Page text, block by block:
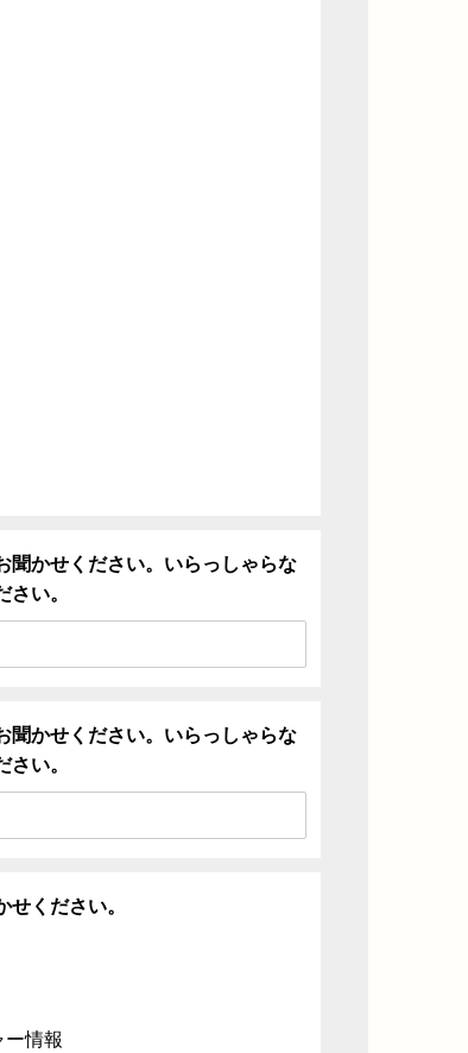
聞かせください。いらっしゃらな
い。
聞かせください。いらっしゃらな
い。
せください。
情報